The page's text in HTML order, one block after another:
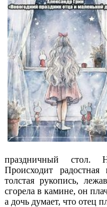
праздничный стол.
Происходит
толстая рукопись,
сгорела в камине, он
а дочь думает, что отец